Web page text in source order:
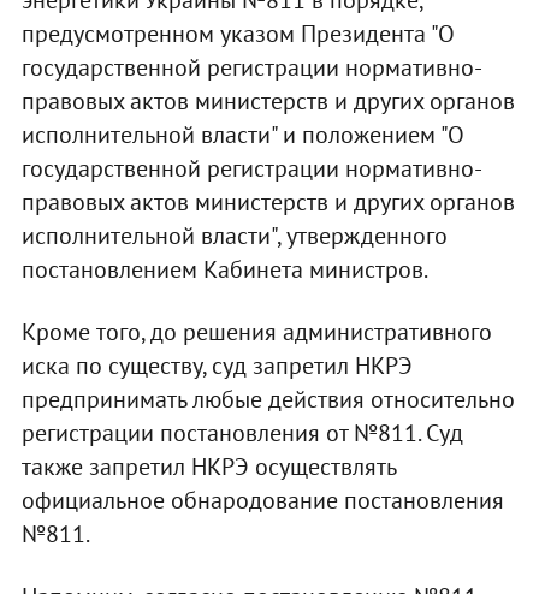
предусмотренном указом Президента "О
государственной регистрации нормативно-
правовых актов министерств и других органов
исполнительной власти" и положением "О
государственной регистрации нормативно-
правовых актов министерств и других органов
исполнительной власти", утвержденного
постановлением Кабинета министров.
Кроме того, до решения административного
иска по существу, суд запретил НКРЭ
предпринимать любые действия относительно
регистрации постановления от №811. Суд
также запретил НКРЭ осуществлять
официальное обнародование постановления
№811.